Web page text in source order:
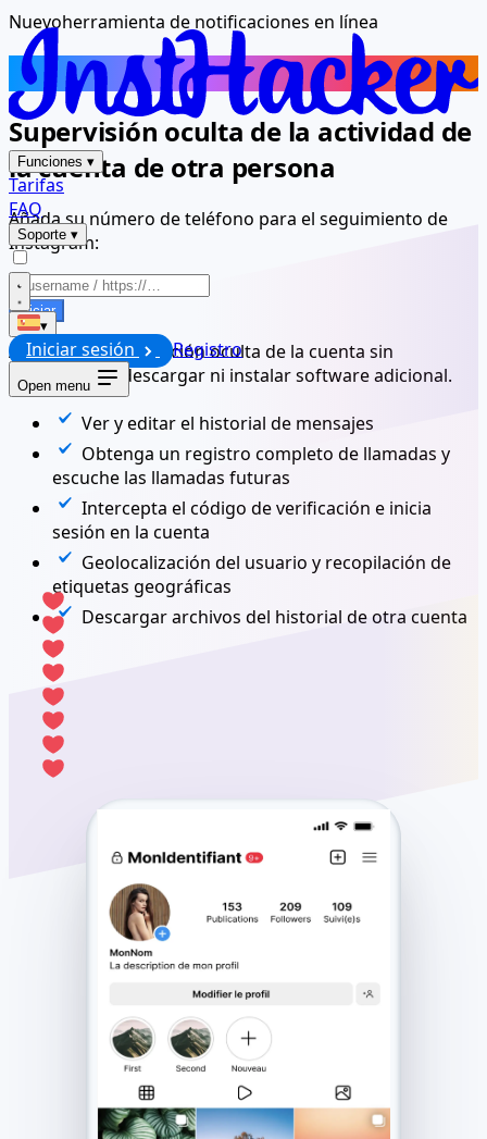
Funciones ▾
Tarifas
FAQ
Soporte ▾
▾
Iniciar sesión Registro
Open menu
Nuevoherramienta de notificaciones en línea
Rastreador en línea de Instagram
Supervisión oculta de la actividad de
la cuenta de otra persona
Añada su número de teléfono para el seguimiento de
Instagram:
Iniciar
Accede a la información oculta de la cuenta sin
necesidad de descargar ni instalar software adicional.
Ver y editar el historial de mensajes
Obtenga un registro completo de llamadas y
escuche las llamadas futuras
Intercepta el código de verificación e inicia
sesión en la cuenta
Geolocalización del usuario y recopilación de
etiquetas geográficas
Descargar archivos del historial de otra cuenta